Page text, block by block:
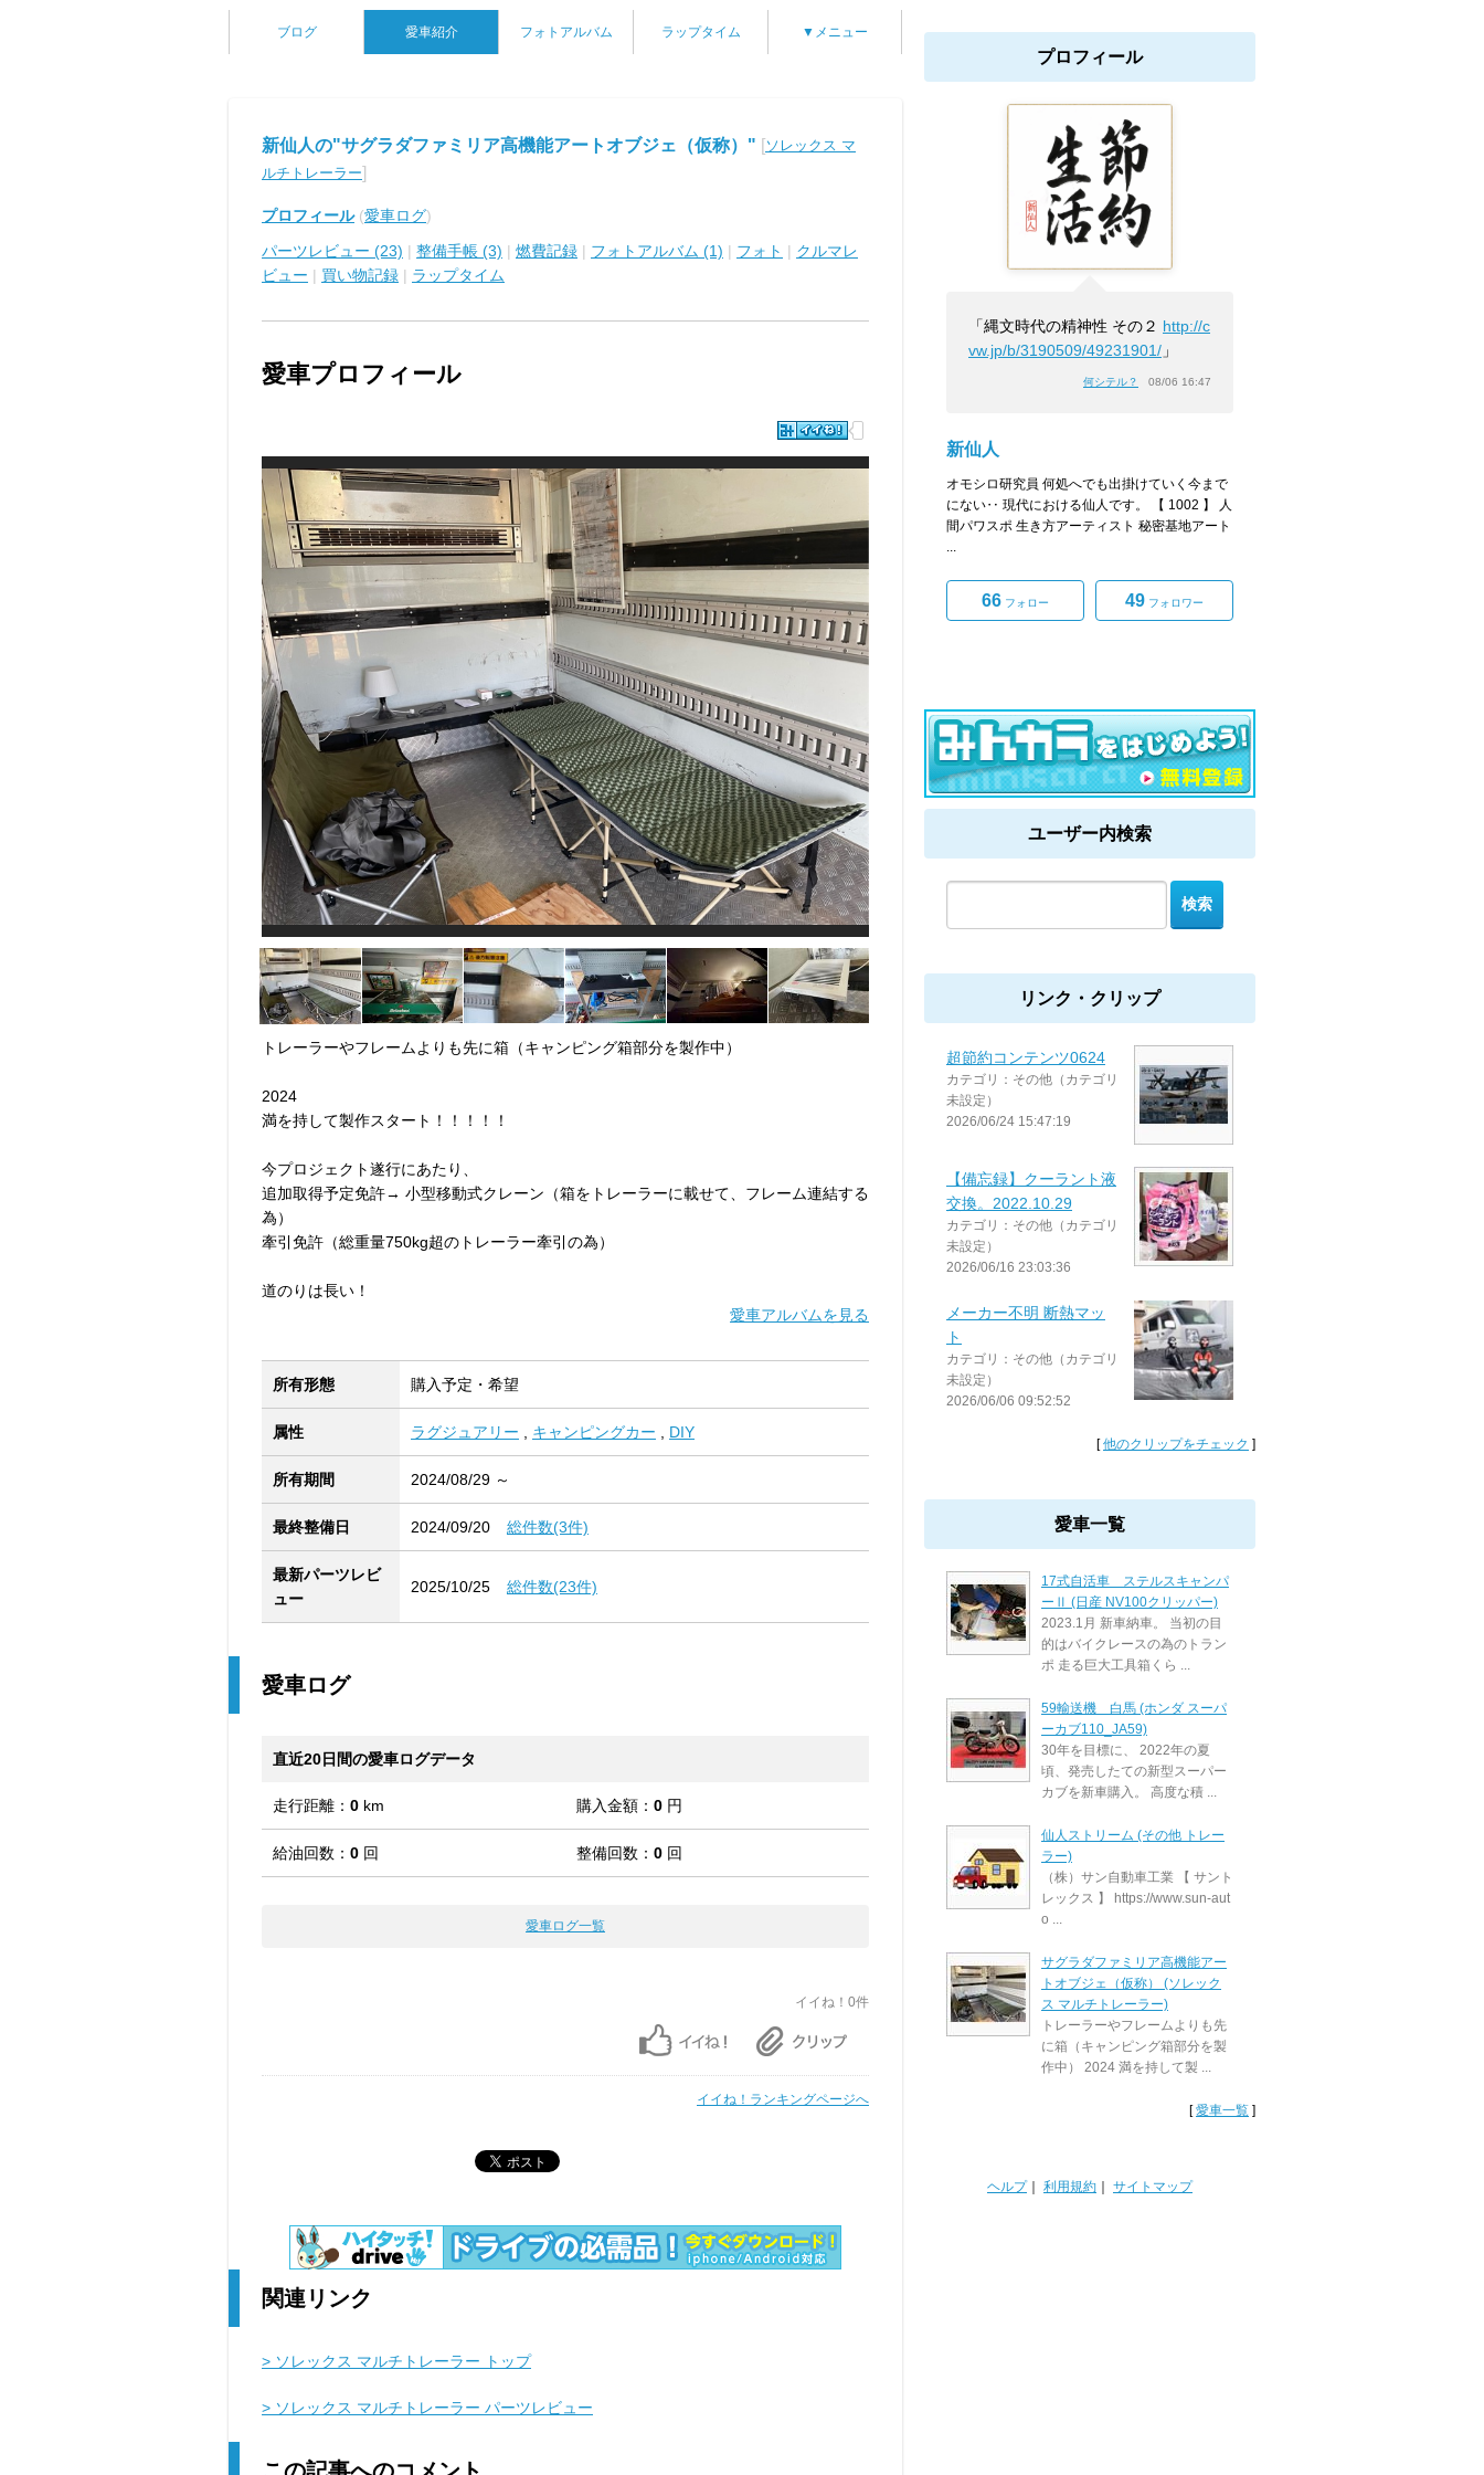
ブログ 愛車紹介 フォトアルバム ラップタイム ▼メニュー
新仙人の"サグラダファミリア高機能アートオブジェ（仮称）" [ソレックス マ
ルチトレーラー]
プロフィール(愛車ログ)
パーツレビュー (23) | 整備手帳 (3) | 燃費記録 | フォトアルバム (1) | フォト | クルマレ
ビュー | 買い物記録 | ラップタイム
愛車プロフィール
トレーラーやフレームよりも先に箱（キャンピング箱部分を製作中）
2024
満を持して製作スタート！！！！！
今プロジェクト遂行にあたり、
追加取得予定免許→ 小型移動式クレーン（箱をトレーラーに載せて、フレーム連結する
為）
牽引免許（総重量750kg超のトレーラー牽引の為）
道のりは長い！
愛車アルバムを見る
所有形態 購入予定・希望
属性 ラグジュアリー キャンピングカー DIY
所有期間 2024/08/29 ～
最終整備日 2024/09/20 総件数(3件)
最新パーツレビ
ュー
2025/10/25 総件数(23件)
愛車ログ
直近20日間の愛車ログデータ
走行距離： 0 km 購入金額： 0 円
給油回数： 0 回 整備回数： 0 回
愛車ログ一覧
イイね！0件
イイね！ランキングページへ
関連リンク
> ソレックス マルチトレーラー トップ
> ソレックス マルチトレーラー パーツレビュー
プロフィール
「縄文時代の精神性 その２ http://c
vw.jp/b/3190509/49231901/ 」
何シテル？ 08/06 16:47
新仙人
オモシロ研究員 何処へでも出掛けていく今まで
にない‥ 現代における仙人です。 【 1002 】 人
間パワスポ 生き方アーティスト 秘密基地アート
...
66 フォロー 49 フォロワー
ユーザー内検索
リンク・クリップ
超節約コンテンツ0624
カテゴリ：その他（カテゴリ
未設定）
2026/06/24 15:47:19
【備忘録】クーラント液
交換。2022.10.29
カテゴリ：その他（カテゴリ
未設定）
2026/06/16 23:03:36
メーカー不明 断熱マッ
ト
カテゴリ：その他（カテゴリ
未設定）
2026/06/06 09:52:52
[他のクリップをチェック ]
愛車一覧
17式自活車 ステルスキャンパ
ーⅡ (日産 NV100クリッパー)
2023.1月 新車納車。 当初の目
的はバイクレースの為のトラン
ポ 走る巨大工具箱くら ...
59輸送機 白馬 (ホンダ スーパ
ーカブ110_JA59)
30年を目標に、 2022年の夏
頃、発売したての新型スーパー
カブを新車購入。 高度な積 ...
仙人ストリーム (その他 トレー
ラー)
（株）サン自動車工業 【 サント
レックス 】 https://www.sun-aut
o ...
サグラダファミリア高機能アー
トオブジェ（仮称） (ソレック
ス マルチトレーラー)
トレーラーやフレームよりも先
に箱（キャンピング箱部分を製
作中） 2024 満を持して製 ...
[愛車一覧 ]
ヘルプ｜ 利用規約 サイトマップ